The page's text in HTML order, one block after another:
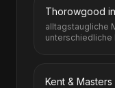
Thorowgood
alltagstaugliche
unterschiedliche
Kent &